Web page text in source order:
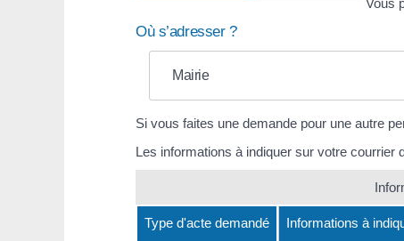
Où s’adresser ?
Mairie
Si vous faites une demande pour une autre
Les informations à indiquer sur votre courrier
Type d'acte demandé Informations à